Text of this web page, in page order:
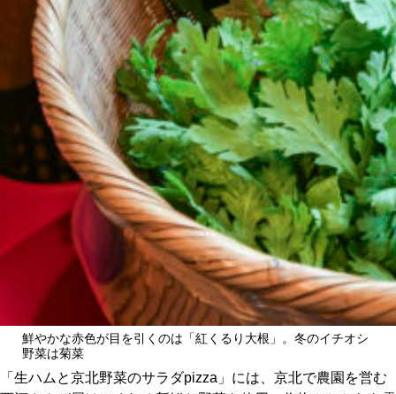
鮮やかな赤色が目を引くのは「紅くるり大根」。冬のイチオシ
野菜は菊菜
「生ハムと京北野菜のサラダpizza」には、京北で農園を営む